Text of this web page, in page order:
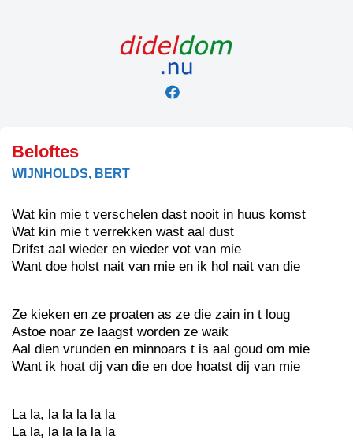
Beloftes
WIJNHOLDS, BERT
Wat kin mie t verschelen dast nooit in huus komst
Wat kin mie t verrekken wast aal dust
Drifst aal wieder en wieder vot van mie
Want doe holst nait van mie en ik hol nait van die
Ze kieken en ze proaten as ze die zain in t loug
Astoe noar ze laagst worden ze waik
Aal dien vrunden en minnoars t is aal goud om mie
Want ik hoat dij van die en doe hoatst dij van mie
La la, la la la la la
La la, la la la la la